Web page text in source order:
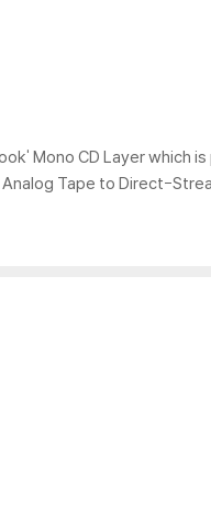
Mono CD Layer which
Tape to Direct-